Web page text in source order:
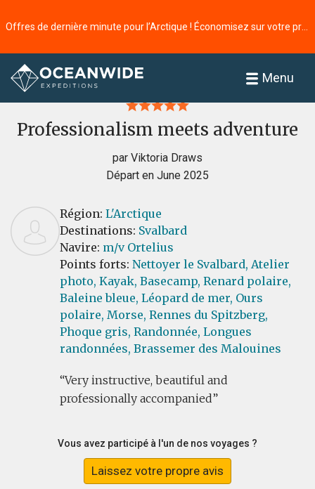
Menu
Accueil
Professionalism meets adventure
par Viktoria Draws
Départ en June 2025
Région: L'Arctique
Destinations: Svalbard
Navire: m/v Ortelius
Points forts: Nettoyer le Svalbard, Atelier
photo, Kayak, Basecamp, Renard polaire,
Baleine bleue, Léopard de mer, Ours
polaire, Morse, Rennes du Spitzberg,
Phoque gris, Randonnée, Longues
randonnées, Brassemer des Malouines
Very instructive, beautiful and
professionally accompanied
Vous avez participé à l'un de nos voyages ?
Laissez votre propre avis